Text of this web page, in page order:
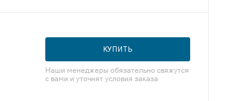
КУПИТЬ
Наши менеджеры обязательно свяжутся
с вами и уточнят условия заказа